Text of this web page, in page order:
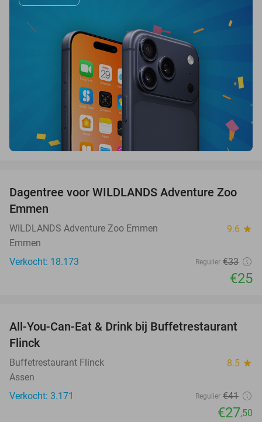
24%
Dagentree voor WILDLANDS Adventure Zoo
Emmen
WILDLANDS Adventure Zoo Emmen 9.6 star
Emmen
Verkocht: 18.173
Regulier €33
€25
33%
All-You-Can-Eat & Drink bij Buffetrestaurant
Flinck
Buffetrestaurant Flinck 8.5 star
Assen
Verkocht: 3.171
Regulier €41
€27,50